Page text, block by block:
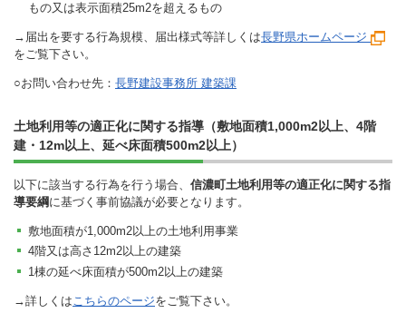
もの又は表示面積25m2を超えるもの
→届出を要する行為規模、届出様式等詳しくは長野県ホームページ
をご覧下さい。
○お問い合わせ先： 長野建設事務所 建築課
土地利用等の適正化に関する指導（敷地面積1,000m2以上、4階
建・12m以上、延べ床面積500m2以上）
以下に該当する行為を行う場合、 信濃町土地利用等の適正化に関する指
導要綱に基づく事前協議が必要となります。
敷地面積が1,000m2以上の土地利用事業
4階又は高さ12m2以上の建築
1棟の延べ床面積が500m2以上の建築
→詳しくは こちらのページをご覧下さい。